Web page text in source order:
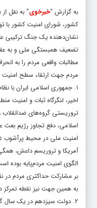
به گزارش “خبرخوی” به نقل
کشور، شورای امنیت کشور با
نشان‌دهنده یک جنگ ترکیبی
تضعیف همبستگی ملی و به
مطالبات واقعی مردم را به
مردم جهت ارتقاء سطح امنیت
۱. جمهوری اسلامی ایران با
اخیر، لنگرگاه ثبات و امنیت
تروریستی گروه­‌های
اسلامی، دفع تجاوز رژیم
امنیت ملی در محیط پرآشوب
آمریکا و تروریسم داعش،
الگوی امنیت مردم‌پایه بوده
بر مشارکت حداکثری مردم در
به همین جهت نیز نقطه
۲. دولت سیزدهم در یک سال